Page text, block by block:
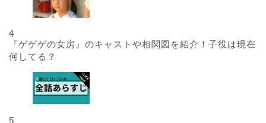
4
『ゲゲゲの女房』のキャストや相関図を紹介！子役は現在
何してる？
5